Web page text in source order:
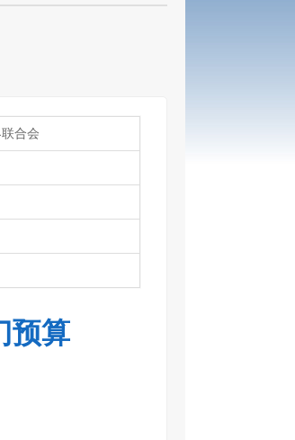
合会
预算